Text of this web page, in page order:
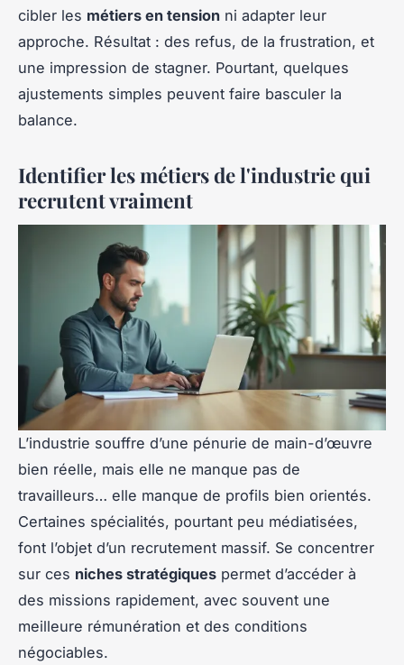
cibler les métiers en tension ni adapter leur
approche. Résultat : des refus, de la frustration, et
une impression de stagner. Pourtant, quelques
ajustements simples peuvent faire basculer la
balance.
Identifier les métiers de l'industrie qui
recrutent vraiment
L’industrie souffre d’une pénurie de main-d’œuvre
bien réelle, mais elle ne manque pas de
travailleurs… elle manque de profils bien orientés.
Certaines spécialités, pourtant peu médiatisées,
font l’objet d’un recrutement massif. Se concentrer
sur ces niches stratégiques permet d’accéder à
des missions rapidement, avec souvent une
meilleure rémunération et des conditions
négociables.